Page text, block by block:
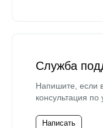
Служба
Напишите, если
консультация по
Написать